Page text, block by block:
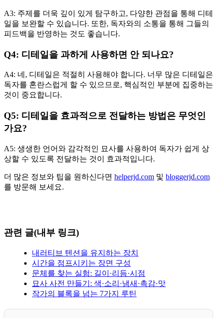
A3: 주제를 더욱 깊이 있게 탐구하고, 다양한 관점을 통해 디테
일을 보완할 수 있습니다. 또한, 독자와의 소통을 통해 그들의
피드백을 반영하는 것도 좋습니다.
Q4: 디테일을 과하게 사용하면 안 되나요?
A4: 네, 디테일은 적절히 사용해야 합니다. 너무 많은 디테일은
독자를 혼란스럽게 할 수 있으므로, 핵심적인 부분에 집중하는
것이 중요합니다.
Q5: 디테일을 효과적으로 전달하는 방법은 무엇인
가요?
A5: 생생한 언어와 감각적인 묘사를 사용하여 독자가 쉽게 상
상할 수 있도록 전달하는 것이 효과적입니다.
더 많은 정보와 팁을 원하신다면 helperjd.com 및 bloggerjd.com
를 방문해 보세요.
관련 글(내부 링크)
내러티브 텐션을 유지하는 장치
시간을 점프시키는 장면 구성
문체를 찾는 실험: 길이·리듬·시점
묘사 사전 만들기: 색·소리·냄새·촉감·맛
작가의 블록을 넘는 7가지 루틴